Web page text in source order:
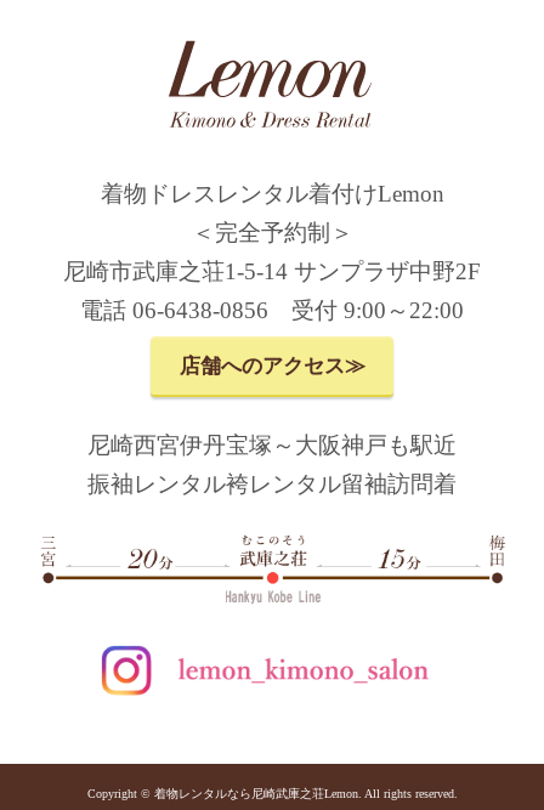
着物ドレスレンタル着付けLemon
＜完全予約制＞
尼崎市武庫之荘1-5-14 サンプラザ中野2F
電話 06-6438-0856 受付 9:00～22:00
店舗へのアクセス≫
尼崎西宮伊丹宝塚～大阪神戸も駅近
振袖レンタル袴レンタル留袖訪問着
Copyright © 着物レンタルなら尼崎武庫之荘Lemon. All rights reserved.